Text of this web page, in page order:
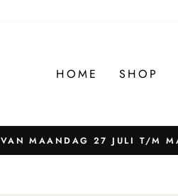
HOME SHOP
VAN MAANDAG 27 JULI T/M